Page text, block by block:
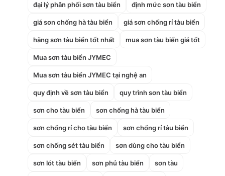
đại lý phân phối sơn tàu biển định mức sơn tàu biển
giá sơn chống hà tàu biển giá sơn chống rỉ tàu biển
hãng sơn tàu biển tốt nhất mua sơn tàu biển giá tốt
Mua sơn tàu biển JYMEC
Mua sơn tàu biển JYMEC tại nghệ an
quy định về sơn tàu biển quy trình sơn tàu biển
sơn cho tàu biển sơn chống hà tàu biển
sơn chống rỉ cho tàu biển sơn chống rỉ tàu biển
sơn chống sét tàu biển sơn dùng cho tàu biển
sơn lót tàu biển sơn phủ tàu biển sơn tàu